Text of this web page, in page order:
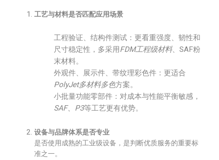
工艺与材料是否匹配应用场景
工程验证、结构件测试：更看重强度、韧性和
尺寸稳定性，多采用FDM工程级材料、SAF粉
末材料。
外观件、展示件、带纹理彩色件：更适合
PolyJet多材料多色方案。
小批量功能零部件：对成本与性能平衡敏感，
SAF、P3等工艺更有优势。
设备与品牌体系是否专业
是否使用成熟的工业级设备，是判断优质服务的重要标
准之一。